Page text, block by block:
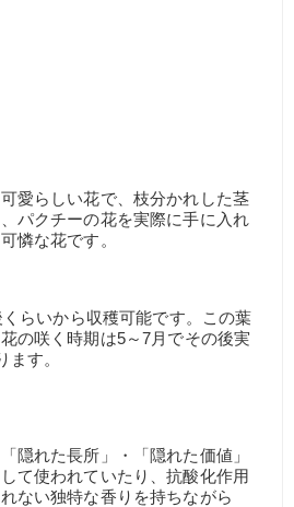
愛らしい花で、枝分かれした茎
パクチーの花を実際に手に入れ
憐な花です。
らいから収穫可能です。この葉
の咲く時期は5～7月でその後実
す。
隠れた長所」・「隠れた価値」
て使われていたり、抗酸化作用
ない独特な香りを持ちながら